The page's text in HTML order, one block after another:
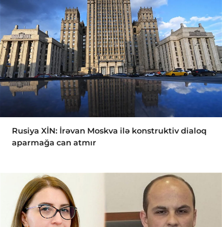
Rusiya XİN: İrəvan Moskva ilə konstruktiv dialoq
aparmağa can atmır